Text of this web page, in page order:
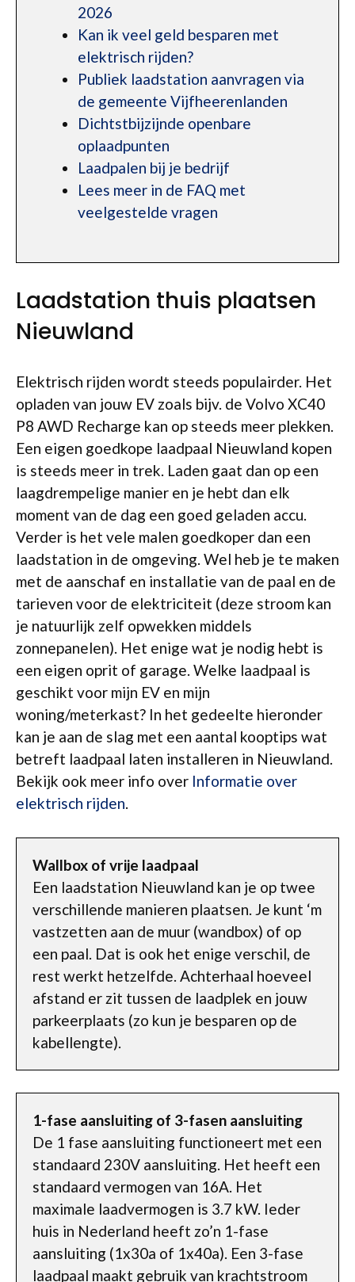
2026
Kan ik veel geld besparen met
elektrisch rijden?
Publiek laadstation aanvragen via
de gemeente Vijfheerenlanden
Dichtstbijzijnde openbare
oplaadpunten
Laadpalen bij je bedrijf
Lees meer in de FAQ met
veelgestelde vragen
Laadstation thuis plaatsen
Nieuwland
Elektrisch rijden wordt steeds populairder. Het
opladen van jouw EV zoals bijv. de Volvo XC40
P8 AWD Recharge kan op steeds meer plekken.
Een eigen goedkope laadpaal Nieuwland kopen
is steeds meer in trek. Laden gaat dan op een
laagdrempelige manier en je hebt dan elk
moment van de dag een goed geladen accu.
Verder is het vele malen goedkoper dan een
laadstation in de omgeving. Wel heb je te maken
met de aanschaf en installatie van de paal en de
tarieven voor de elektriciteit (deze stroom kan
je natuurlijk zelf opwekken middels
zonnepanelen). Het enige wat je nodig hebt is
een eigen oprit of garage. Welke laadpaal is
geschikt voor mijn EV en mijn
woning/meterkast? In het gedeelte hieronder
kan je aan de slag met een aantal kooptips wat
betreft laadpaal laten installeren in Nieuwland.
Bekijk ook meer info over Informatie over
elektrisch rijden.
Wallbox of vrije laadpaal
Een laadstation Nieuwland kan je op twee
verschillende manieren plaatsen. Je kunt ‘m
vastzetten aan de muur (wandbox) of op
een paal. Dat is ook het enige verschil, de
rest werkt hetzelfde. Achterhaal hoeveel
afstand er zit tussen de laadplek en jouw
parkeerplaats (zo kun je besparen op de
kabellengte).
1-fase aansluiting of 3-fasen aansluiting
De 1 fase aansluiting functioneert met een
standaard 230V aansluiting. Het heeft een
standaard vermogen van 16A. Het
maximale laadvermogen is 3.7 kW. Ieder
huis in Nederland heeft zo’n 1-fase
aansluiting (1x30a of 1x40a). Een 3-fase
laadpaal maakt gebruik van krachtstroom